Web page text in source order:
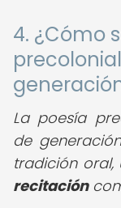
4. ¿Cómo
La poesía
de
tradición oral,
recitación